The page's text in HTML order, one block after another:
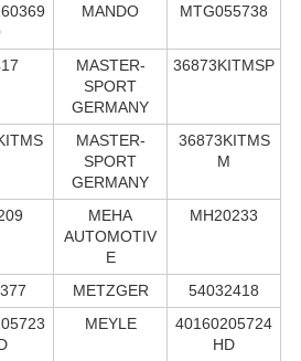
MANDO MTG055738
MASTER-
SPORT
GERMANY
36873KITMSP
MASTER-
SPORT
GERMANY
36873KITMS
M
MEHA
AUTOMOTIV
E
MH20233
METZGER
54032418
MEYLE
40160205724
HD